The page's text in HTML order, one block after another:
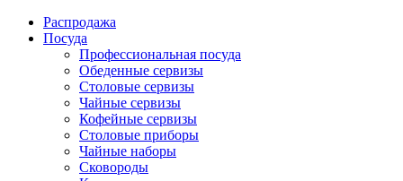
Распродажа
Посуда
Профессиональная посуда
Обеденные сервизы
Столовые сервизы
Чайные сервизы
Кофейные сервизы
Столовые приборы
Чайные наборы
Сковороды